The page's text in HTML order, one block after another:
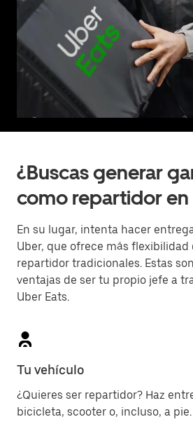
¿Buscas generar
como repartidor en
En su lugar, intenta hacer
Uber, que ofrece más flexibilidad
repartidor tradicionales. Estas
ventajas de ser tu propio jefe a
Uber Eats.
Tu vehículo
¿Quieres ser repartidor? Haz
bicicleta, scooter o, incluso, a pie.